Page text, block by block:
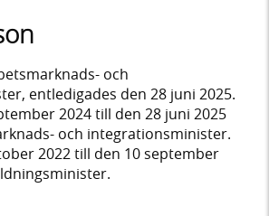
och
entledigades den 28 juni 2025.
2024 till den 28 juni 2025
och integrationsminister.
2022 till den 10 september